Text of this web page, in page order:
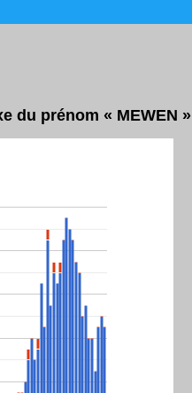
du prénom « MEWEN »